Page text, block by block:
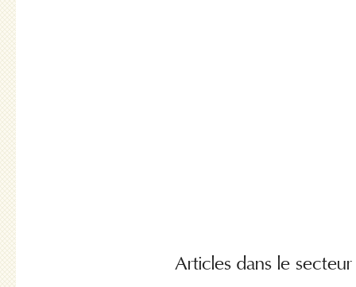
Articles dans le secteur